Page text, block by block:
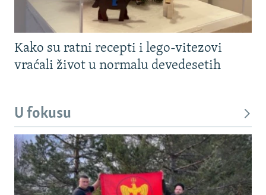
Kako su ratni recepti i lego-vitezovi
vraćali život u normalu devedesetih
U fokusu